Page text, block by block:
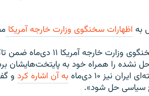
به اظهارات سخنگوی وزارت خارجه آمریکا
نیز ۱۰ دی‌ماه
به آن اشاره کرد و
سیاسی حل شود».